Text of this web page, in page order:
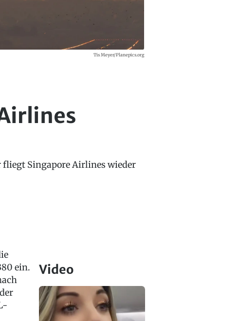
Tis Meyer/Planepics.org
fliegt Singapore Airlines wieder
ein.
Video